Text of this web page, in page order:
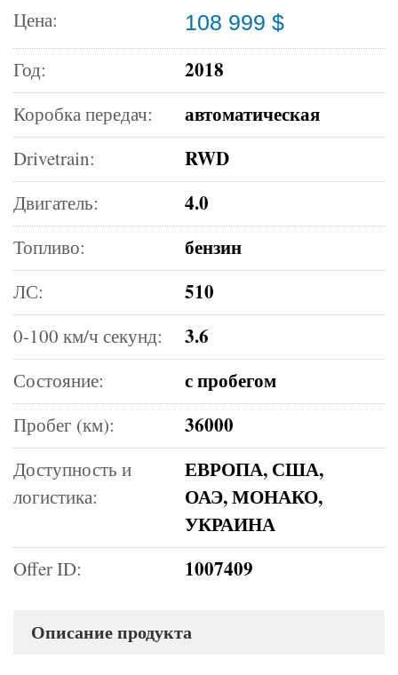
Цена:
108 999 $
Год:
2018
Коробка передач: автоматическая
Drivetrain: RWD
Двигатель: 4.0
Топливо: бензин
ЛС: 510
0-100 км/ч секунд: 3.6
Состояние: с пробегом
Пробег (км): 36000
Доступность и
логистика:
ЕВРОПА, США,
ОАЭ, МОНАКО,
УКРАИНА
Offer ID: 1007409
Описание продукта